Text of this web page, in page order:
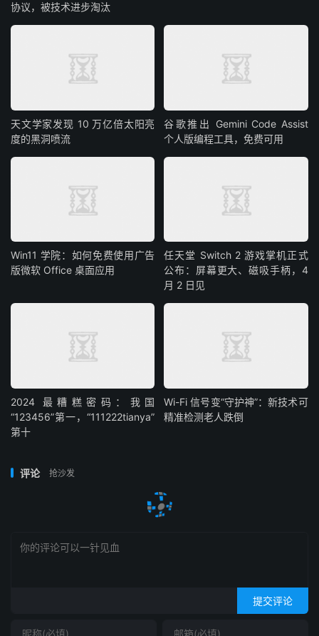
协议，被技术进步淘汰
天文学家发现 10 万亿倍太阳亮
度的黑洞喷流
谷歌推出 Gemini Code Assist
个人版编程工具，免费可用
Win11 学院：如何免费使用广告
版微软 Office 桌面应用
任天堂 Switch 2 游戏掌机正式
公布：屏幕更大、磁吸手柄，4
月 2 日见
2024 最糟糕密码：我国
“123456”第一，“111222tianya”
第十
Wi-Fi 信号变“守护神”：新技术可
精准检测老人跌倒
评论 抢沙发
提交评论